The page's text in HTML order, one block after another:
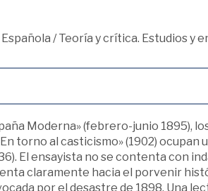
/Teoría y crítica. Estudios y
Moderna» (febrero-junio 1895),
torno al casticismo» (1902) ocupan
El ensayista no se contenta con
claramente hacia el porvenir
por el desastre de 1898. Una